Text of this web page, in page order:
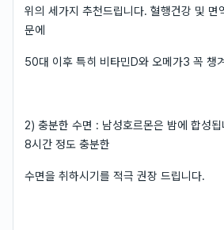
위의 세가지 추천드립니다. 혈행건강 및 면
문에
50대 이후 특히 비타민D와 오메가3 꼭 챙
2) 충분한 수면 : 남성호르몬은 밤에 합성
8시간 정도 충분한
수면을 취하시기를 적극 권장 드립니다.